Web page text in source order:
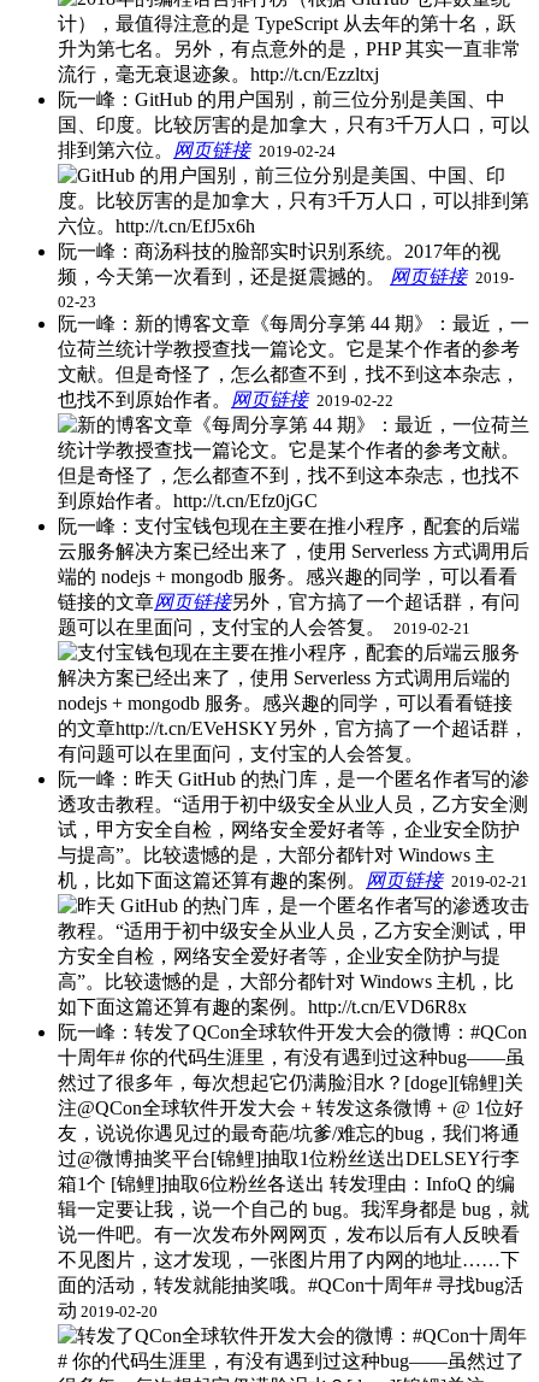
阮一峰：GitHub 的用户国别，前三位分别是美国、中
国、印度。比较厉害的是加拿大，只有3千万人口，可以
排到第六位。 网页链接​ 2019-02-24
阮一峰：商汤科技的脸部实时识别系统。2017年的视
频，今天第一次看到，还是挺震撼的。 网页链接​ 2019-
02-23
阮一峰：新的博客文章《每周分享第 44 期》：最近，一
位荷兰统计学教授查找一篇论文。它是某个作者的参考
文献。但是奇怪了，怎么都查不到，找不到这本杂志，
也找不到原始作者。 网页链接​ 2019-02-22
阮一峰：支付宝钱包现在主要在推小程序，配套的后端
云服务解决方案已经出来了，使用 Serverless 方式调用后
端的 nodejs + mongodb 服务。感兴趣的同学，可以看看
链接的文章网页链接另外，官方搞了一个超话群，有问
题可以在里面问，支付宝的人会答复。 ​
2019-02-21
阮一峰：昨天 GitHub 的热门库，是一个匿名作者写的渗
透攻击教程。“适用于初中级安全从业人员，乙方安全测
试，甲方安全自检，网络安全爱好者等，企业安全防护
与提高”。比较遗憾的是，大部分都针对 Windows 主
机，比如下面这篇还算有趣的案例。 网页链接​ 2019-02-21
阮一峰：转发了QCon全球软件开发大会的微博：#QCon
十周年# 你的代码生涯里，有没有遇到过这种bug——虽
然过了很多年，每次想起它仍满脸泪水？[doge][锦鲤]关
注@QCon全球软件开发大会 + 转发这条微博 + @ 1位好
友，说说你遇见过的最奇葩/坑爹/难忘的bug，我们将通
过@微博抽奖平台[锦鲤]抽取1位粉丝送出DELSEY行李
箱1个 [锦鲤]抽取6位粉丝各送出 ​转发理由：InfoQ 的编
辑一定要让我，说一个自己的 bug。我浑身都是 bug，就
说一件吧。有一次发布外网网页，发布以后有人反映看
不见图片，这才发现，一张图片用了内网的地址……下
面的活动，转发就能抽奖哦。#QCon十周年# 寻找bug活
动 2019-02-20